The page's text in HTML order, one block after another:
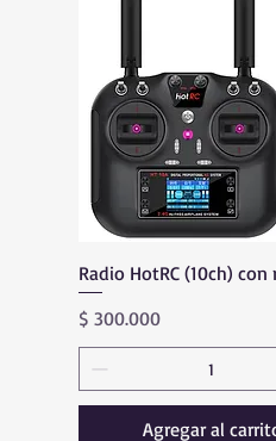
Vista rápida
Radio HotRC (10ch)
Precio
$ 300.000
Agregar al